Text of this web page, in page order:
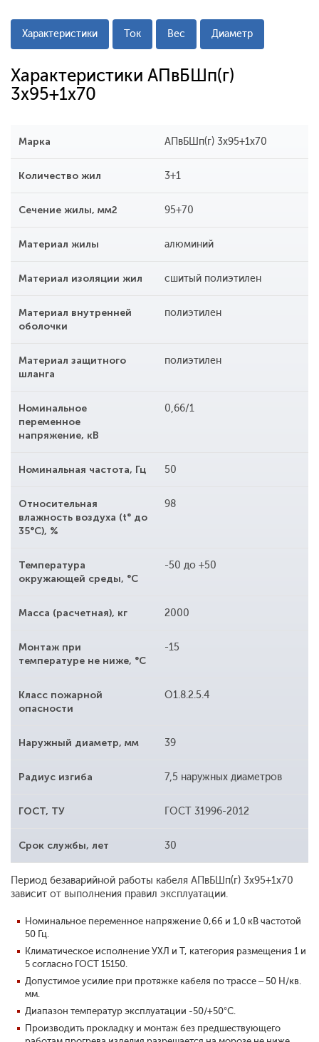
Характеристики Ток Вес Диаметр
Характеристики АПвБШп(г)
3x95+1x70
Марка АПвБШп(г) 3x95+1x70
Количество жил 3+1
Сечение жилы, мм2 95+70
Материал жилы алюминий
Материал изоляции жил сшитый полиэтилен
Материал внутренней
оболочки
полиэтилен
Материал защитного
шланга
полиэтилен
Номинальное
переменное
напряжение, кВ
0,66/1
Номинальная частота, Гц 50
Относительная
влажность воздуха (t° до
35°С), %
98
Температура
окружающей среды, °С
-50 до +50
Масса (расчетная), кг 2000
Монтаж при
температуре не ниже, °С
-15
Класс пожарной
опасности
O1.8.2.5.4
Наружный диаметр, мм 39
Радиус изгиба 7,5 наружных диаметров
ГОСТ, ТУ ГОСТ 31996-2012
Срок службы, лет 30
Период безаварийной работы кабеля АПвБШп(г) 3x95+1x70
зависит от выполнения правил эксплуатации.
Номинальное переменное напряжение 0,66 и 1,0 кВ частотой
50 Гц.
Климатическое исполнение УХЛ и Т, категория размещения 1 и
5 согласно ГОСТ 15150.
Допустимое усилие при протяжке кабеля по трассе – 50 Н/кв.
мм.
Диапазон температур эксплуатации -50/+50°С.
Производить прокладку и монтаж без предшествующего